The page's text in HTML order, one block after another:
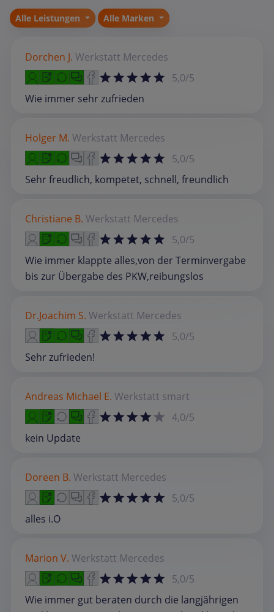
Alle Leistungen Alle Marken
Dorchen J. Werkstatt Mercedes
5,0/5
Wie immer sehr zufrieden
Holger M. Werkstatt Mercedes
5,0/5
Sehr freudlich, kompetet, schnell, freundlich
Christiane B. Werkstatt Mercedes
5,0/5
Wie immer klappte alles,von der Terminvergabe
bis zur Übergabe des PKW,reibungslos
Dr.Joachim S. Werkstatt Mercedes
5,0/5
Sehr zufrieden!
Andreas Michael E. Werkstatt smart
4,0/5
kein Update
Doreen B. Werkstatt Mercedes
5,0/5
alles i.O
Marion V. Werkstatt Mercedes
5,0/5
Wie immer gut beraten durch die langjährigen